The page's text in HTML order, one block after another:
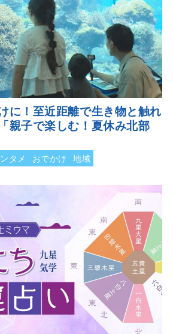
に！至近距離で生き物と触れ
親子で楽しむ！夏休み北部
タメ おでかけ 地域